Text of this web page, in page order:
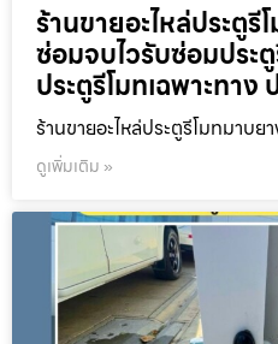
ร้านขายอะไหล่ประตู
ซ่อมจบไวรับซ่อมประ
ประตูรีโมทเฉพาะทาง
ร้านขายอะไหล่ประตูรีโมทมาบ
ดูเพิ่มเติม »